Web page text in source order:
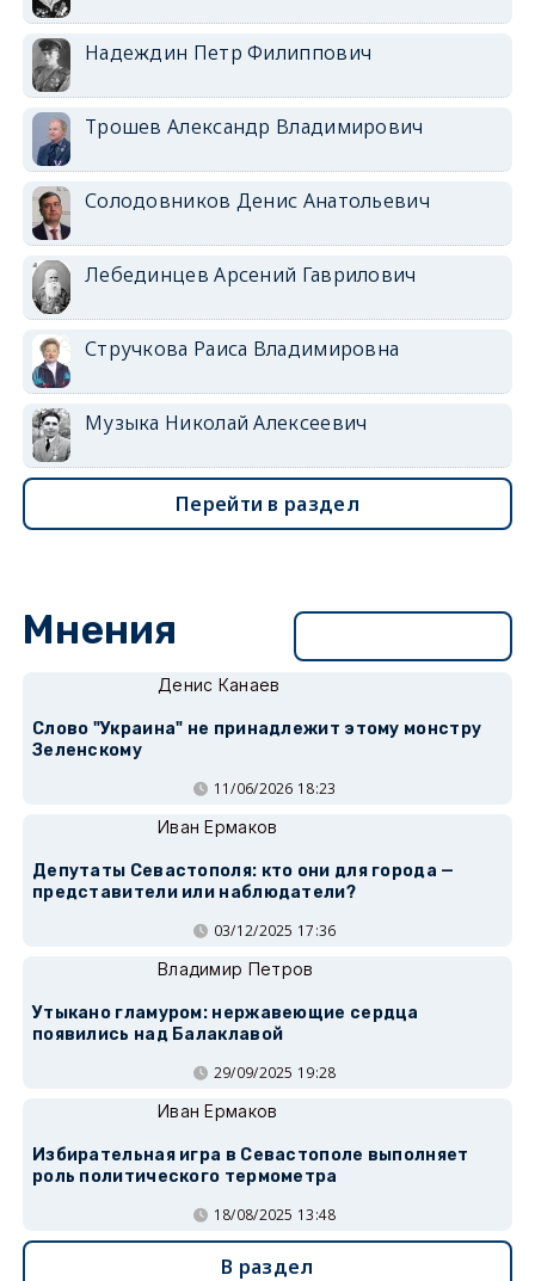
Надеждин Петр Филиппович
Трошев Александр Владимирович
Солодовников Денис Анатольевич
Лебединцев Арсений Гаврилович
Стручкова Раиса Владимировна
Музыка Николай Алексеевич
Перейти в раздел
Мнения
Денис Канаев
Слово "Украина" не принадлежит этому монстру
Зеленскому
11/06/2026 18:23
Иван Ермаков
Депутаты Севастополя: кто они для города —
представители или наблюдатели?
03/12/2025 17:36
Владимир Петров
Утыкано гламуром: нержавеющие сердца
появились над Балаклавой
29/09/2025 19:28
Иван Ермаков
Избирательная игра в Севастополе выполняет
роль политического термометра
18/08/2025 13:48
В раздел